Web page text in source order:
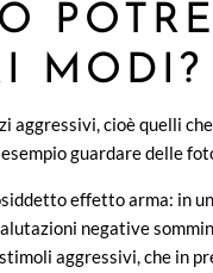
MODI?
aggressivi, cioè quelli
guardare delle
effetto arma: in
negative
aggressivi, che in